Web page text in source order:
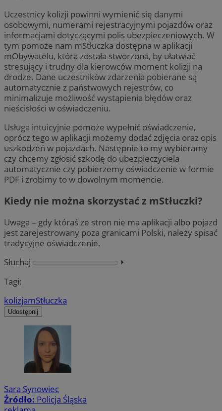
Uczestnicy kolizji powinni wymienić się danymi
osobowymi, numerami rejestracyjnymi pojazdów oraz
informacjami dotyczącymi polis ubezpieczeniowych. W
tym pomoże nam mStłuczka dostępna w aplikacji
mObywatelu, która została stworzona, by ułatwiać
stresujący i trudny dla kierowców moment kolizji na
drodze. Dane uczestników zdarzenia pobierane są
automatycznie z państwowych rejestrów, co
minimalizuje możliwość wystąpienia błędów oraz
nieścisłości w oświadczeniu.
Usługa intuicyjnie pomoże wypełnić oświadczenie,
oprócz tego w aplikacji możemy dodać zdjęcia oraz opis
uszkodzeń w pojazdach. Następnie to my wybieramy
czy chcemy zgłosić szkodę do ubezpieczyciela
automatycznie czy pobierzemy oświadczenie w formie
PDF i zrobimy to w dowolnym momencie.
Kiedy nie można skorzystać z mStłuczki?
Uwaga – gdy któraś ze stron nie ma aplikacji albo pojazd
jest zarejestrowany poza granicami Polski, należy spisać
tradycyjne oświadczenie.
Słuchaj
⏵︎
Tagi:
kolizjamStłuczka
Udostępnij
Sara Synowiec
Źródło: Policja Śląska